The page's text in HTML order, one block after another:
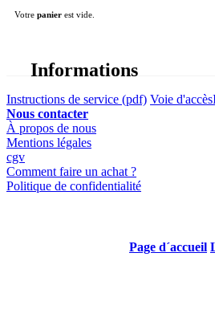
Votre panier est vide.
Informations
Instructions de service (pdf) Voie d'accès
Nous contacter
À propos de nous
Mentions légales
cgv
Comment faire un achat ?
Politique de confidentialité
Page d´accueil